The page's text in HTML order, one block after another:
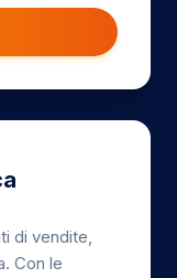
di vendite,
Con le